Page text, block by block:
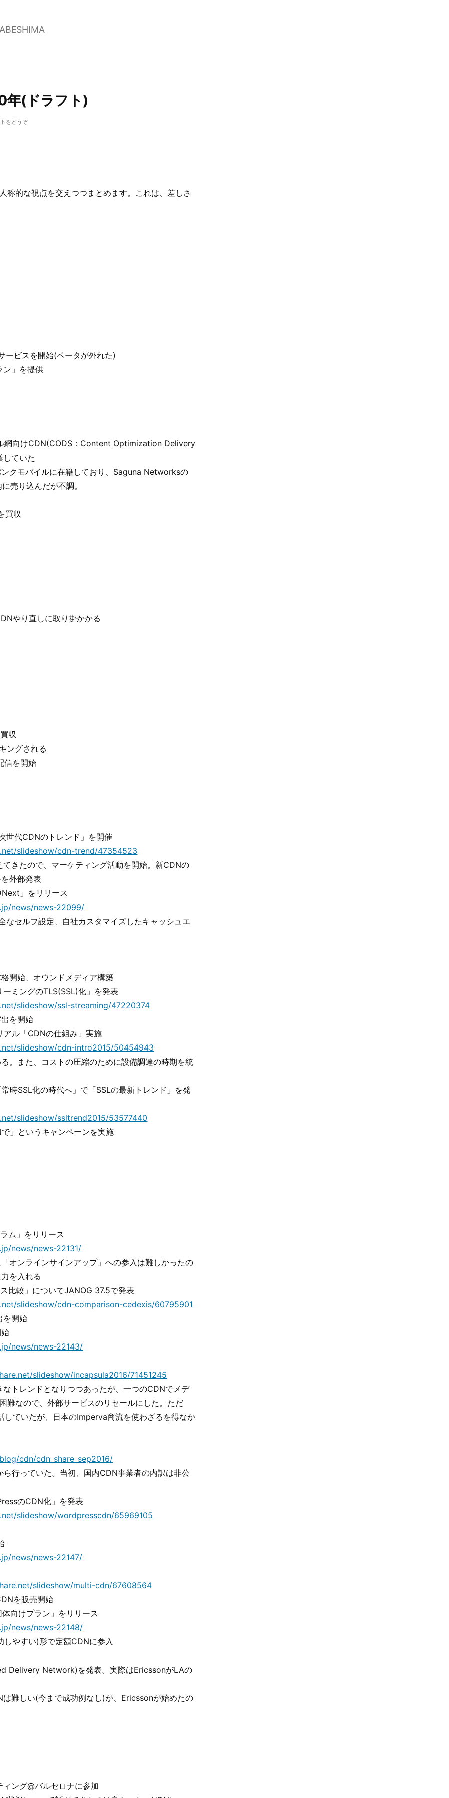
年(ドラフト)
をどうぞ(CDN
10
称的な視点を交えつつまとめます。これは、差しさ
ビスを開始(ベータが外れた)
ン」を提供
網向けCDN(CODS：Content Optimization Delivery
ていた
クモバイルに在籍しており、Saguna Networksの
売り込んだが不調。
買収
やり直しに取り掛かかる
収
ングされる
信を開始
世代CDNのトレンド」を開催
slideshow/cdn-trend/47354523
きたので、マーケティング活動を開始。新CDNの
外部発表
」をリリース
news/news-22099/
なセルフ設定、自社カスタマイズしたキャッシュエ
開始、オウンドメディア構築
ミングのTLS(SSL)化」を発表
slideshow/ssl-streaming/47220374
を開始
ル「CDNの仕組み」実施
slideshow/cdn-intro2015/50454943
。また、コストの圧縮のために設備調達の時期を統
時SSL化の時代へ」で「SSLの最新トレンド」を発
slideshow/ssltrend2015/53577440
」というキャンペーンを実施
ム」をリリース
news/news-22131/
オンラインサインアップ」への参入は難しかったの
を入れる
比較」についてJANOG 37.5で発表
slideshow/cdn-comparison-cedexis/60795901
を開始
news/news-22143/
slideshow/incapsula2016/71451245
トレンドとなりつつあったが、一つのCDNでメデ
難なので、外部サービスのリセールにした。ただ
していたが、日本のImperva商流を使わざるを得なか
cdn/cdn_share_sep2016/
行っていた。当初、国内CDN事業者の内訳は非公
のCDN化」を発表
slideshow/wordpresscdn/65969105
news/news-22147/
slideshow/multi-cdn/67608564
を販売開始
向けプラン」をリリース
news/news-22148/
しやすい)形で定額CDNに参入
Delivery Network)を発表。実際はEricssonがLAの
難しい(今まで成功例なし)が、Ericssonが始めたの
ング@バルセロナに参加